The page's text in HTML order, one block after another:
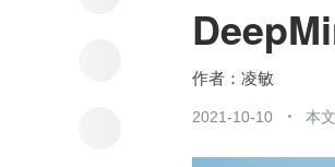
凌敏
2021-10-10 本